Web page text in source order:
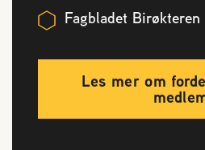
Fagbladet Birøkteren
Les mer om